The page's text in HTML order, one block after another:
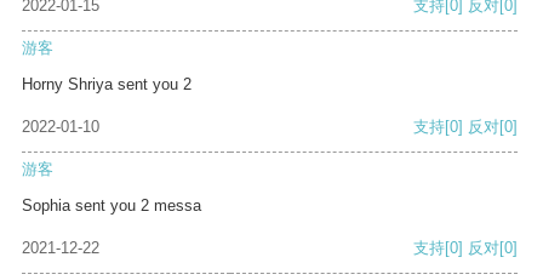
2022-01-15 支持[0] 反对[0]
游客
Horny Shriya sent you 2
2022-01-10 支持[0] 反对[0]
游客
Sophia sent you 2 messa
2021-12-22 支持[0] 反对[0]